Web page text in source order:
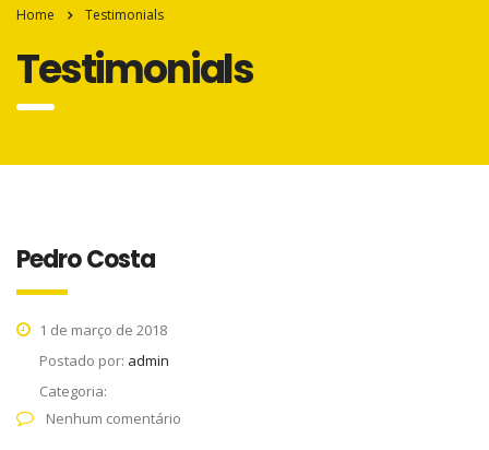
Home Testimonials
Testimonials
Pedro Costa
1 de março de 2018
Postado por: admin
Categoria:
Nenhum comentário